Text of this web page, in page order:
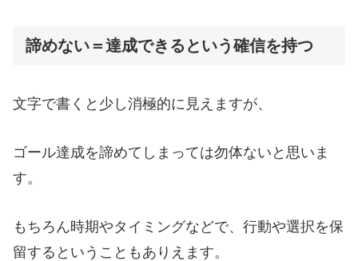
諦めない＝達成できるという確信を持つ
文字で書くと少し消極的に見えますが、
ゴール達成を諦めてしまっては勿体ないと思いま
す。
もちろん時期やタイミングなどで、行動や選択を保
留するということもありえます。